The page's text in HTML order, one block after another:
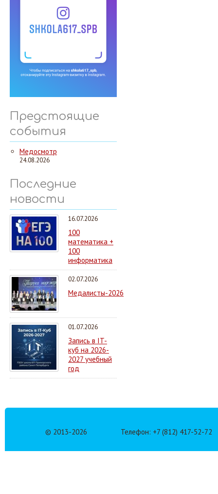
Предстоящие
события
Медосмотр
24.08.2026
Последние
новости
16.07.2026
100
математика +
100
информатика
02.07.2026
Медалисты-2026
01.07.2026
Запись в IT-
куб на 2026-
2027 учебный
год
© 2013-2026 Телефон: +7 (812) 417-52-72